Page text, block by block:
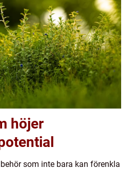
höjer
som inte bara kan förenkla